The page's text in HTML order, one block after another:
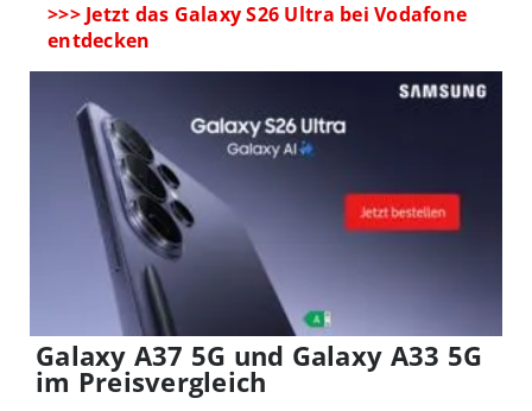
>>> Jetzt das Galaxy S26 Ultra bei Vodafone
entdecken
Galaxy A37 5G und Galaxy A33 5G
im Preisvergleich